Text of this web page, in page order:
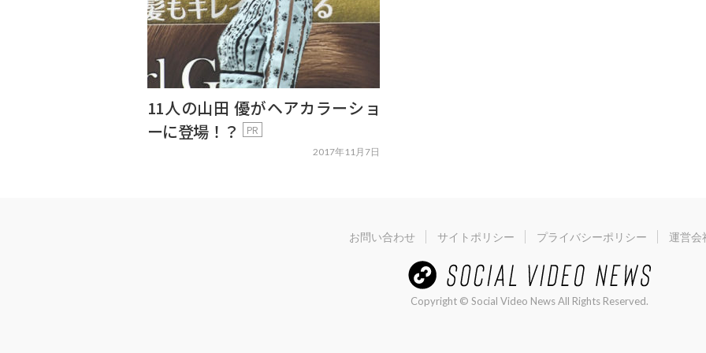
11人の山田 優がヘアカラーショ
ーに登場！？
PR
2017年11月7日
お問い合わせ サイトポリシー プライバシーポリシー 運営会
Copyright © Social Video News All Rights Reserved.